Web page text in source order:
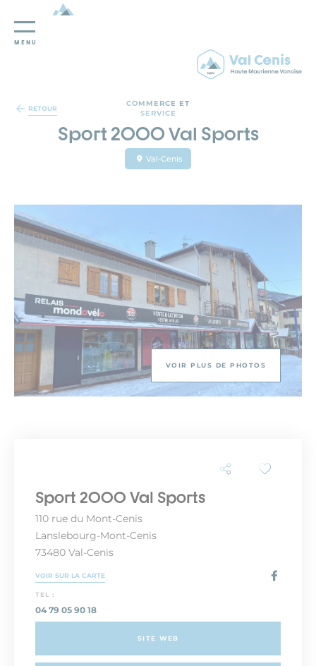
Panneau de gestion des cookies
MENU
RETOUR
COMMERCE ET
SERVICE
Sport 2000 Val Sports
Val-Cenis
VOIR PLUS DE PHOTOS
Sport 2000 Val Sports
110 rue du Mont-Cenis
Lanslebourg-Mont-Cenis
73480 Val-Cenis
VOIR SUR LA CARTE
TEL :
04 79 05 90 18
SITE WEB